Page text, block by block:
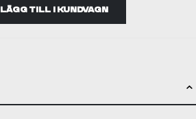
LÄGG TILL I KUNDVAGN